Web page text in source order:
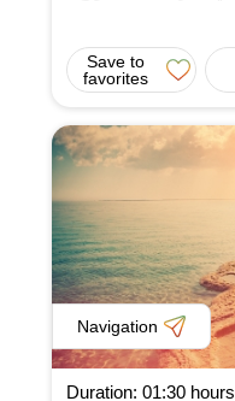
Save to
favorites
Navigation
Duration: 01:30 hours